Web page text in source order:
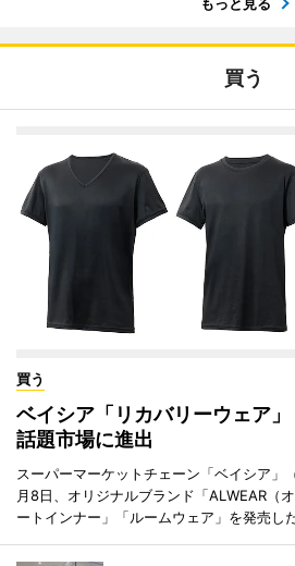
買う
買う
ベイシア「リカバリーウェア
話題市場に進出
スーパーマーケットチェーン「ベイシア」
月8日、オリジナルブランド「ALWEAR（
ートインナー」「ルームウェア」を発売した